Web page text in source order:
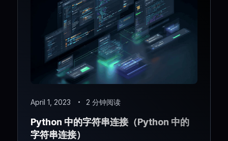
April 1, 2023 2 分钟阅读
Python 中的字符串连接（Python 中的
字符串连接）